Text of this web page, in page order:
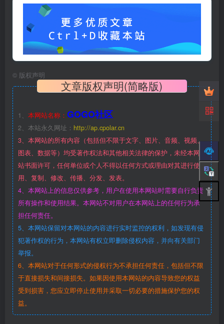
© 版权声明
文章版权声明(简略版)
1、 本网站名称： GOGO社区
2、本站永久网址： http://ap.cpolar.cn
3、本网站的所有内容（包括但不限于文字、图片、音频、视频、
图表、数据等）均受著作权法和其他相关法律的保护，未经本网
站书面许可，任何单位或个人不得以任何方式或理由对其进行使
用、复制、修改、传播、分发、发表。
4、本网站上的信息仅供参考，用户在使用本网站时需要自行负责
所有操作和使用结果。本网站不对用户在本网站上的任何行为承
担任何责任。
5、本网站保留对本网站的内容进行实时监控的权利，如发现有侵
犯著作权的行为，本网站有权立即删除侵权内容，并向有关部门
举报。
6、本网站对于任何形式的侵权行为不承担任何责任，包括但不限
于直接损失和间接损失。如果因使用本网站的内容导致您的权益
受到损害，您应立即停止使用并采取一切必要的措施保护您的权
益。